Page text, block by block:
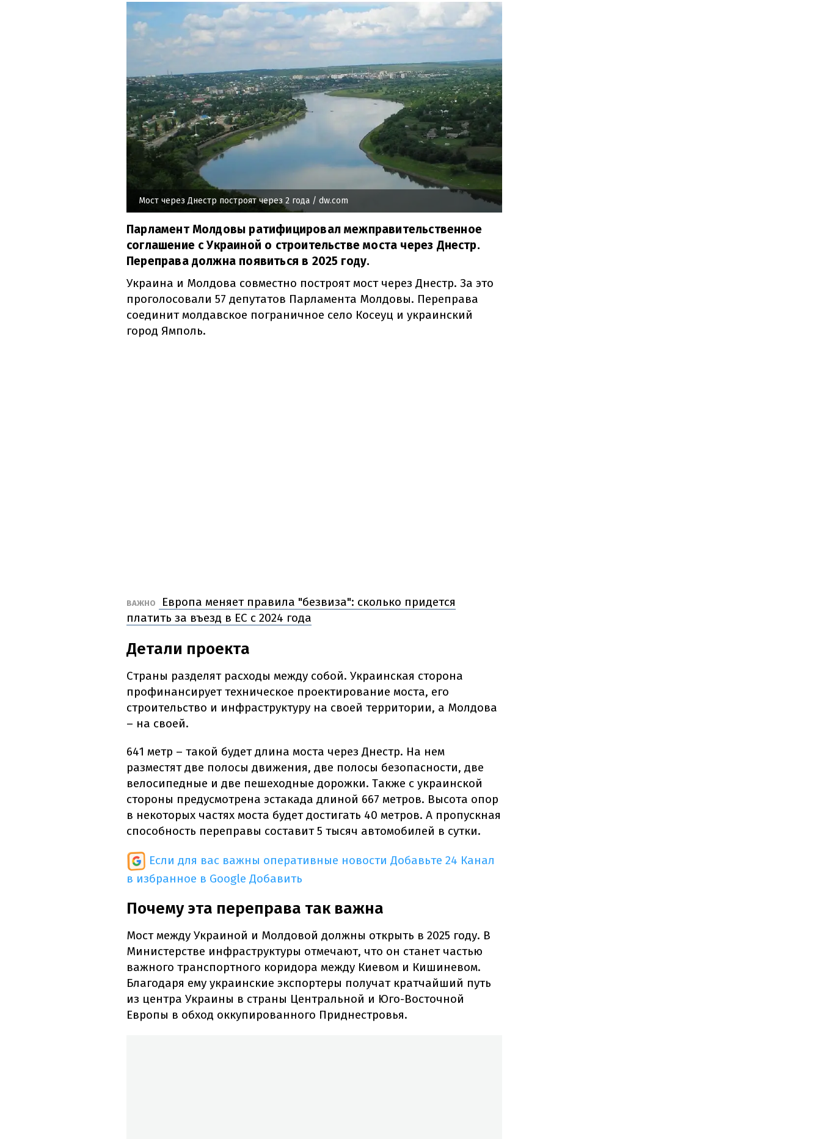
Мост через Днестр построят через 2 года / dw.com
Парламент Молдовы ратифицировал межправительственное
соглашение с Украиной о строительстве моста через Днестр.
Переправа должна появиться в 2025 году.
Украина и Молдова совместно построят мост через Днестр. За это
проголосовали 57 депутатов Парламента Молдовы. Переправа
соединит молдавское пограничное село Косеуц и украинский
город Ямполь.
ВАЖНО
Европа меняет правила "безвиза": сколько придется
платить за въезд в ЕС с 2024 года
Детали проекта
Страны разделят расходы между собой. Украинская сторона
профинансирует техническое проектирование моста, его
строительство и инфраструктуру на своей территории, а Молдова
– на своей.
641 метр – такой будет длина моста через Днестр. На нем
разместят две полосы движения, две полосы безопасности, две
велосипедные и две пешеходные дорожки. Также с украинской
стороны предусмотрена эстакада длиной 667 метров. Высота опор
в некоторых частях моста будет достигать 40 метров. А пропускная
способность переправы составит 5 тысяч автомобилей в сутки.
Если для вас важны оперативные новости Добавьте 24 Канал
в избранное в Google Добавить
Почему эта переправа так важна
Мост между Украиной и Молдовой должны открыть в 2025 году. В
Министерстве инфраструктуры отмечают, что он станет частью
важного транспортного коридора между Киевом и Кишиневом.
Благодаря ему украинские экспортеры получат кратчайший путь
из центра Украины в страны Центральной и Юго-Восточной
Европы в обход оккупированного Приднестровья.